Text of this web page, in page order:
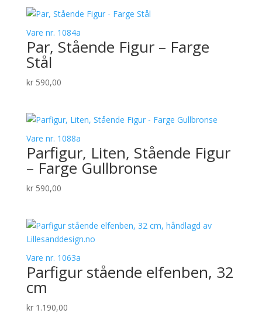
Vare nr. 1084a
Par, Stående Figur – Farge
Stål
kr590,00
Vare nr. 1088a
Parfigur, Liten, Stående Figur
– Farge Gullbronse
kr590,00
Vare nr. 1063a
Parfigur stående elfenben, 32
cm
kr1.190,00